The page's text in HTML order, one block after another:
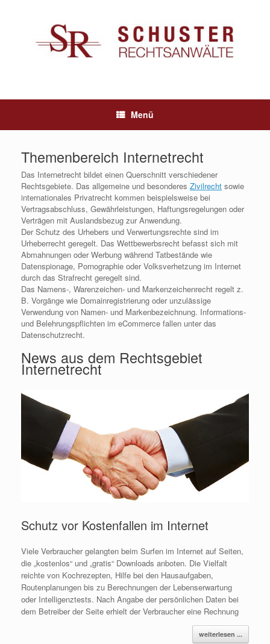
Menü
Themenbereich Internetrecht
Das Internetrecht bildet einen Querschnitt verschiedener
Rechtsgebiete. Das allgemeine und besonderes Zivilrecht sowie
internationales Privatrecht kommen beispielsweise bei
Vertragsabschluss, Gewährleistungen, Haftungsregelungen oder
Verträgen mit Auslandsbezug zur Anwendung.
Der Schutz des Urhebers und Verwertungsrechte sind im
Urheberrecht geregelt. Das Wettbewerbsrecht befasst sich mit
Abmahnungen oder Werbung während Tatbestände wie
Datenspionage, Pornographie oder Volksverhetzung im Internet
durch das Strafrecht geregelt sind.
Das Namens-, Warenzeichen- und Markenzeichenrecht regelt z.
B. Vorgänge wie Domainregistrierung oder unzulässige
Verwendung von Namen- und Markenbezeichnung. Informations-
und Belehrungspflichten im eCommerce fallen unter das
Datenschutzrecht.
News aus dem Rechtsgebiet
Internetrecht
Schutz vor Kostenfallen im Internet
Viele Verbraucher gelangten beim Surfen im Internet auf Seiten,
die „kostenlos“ und „gratis“ Downloads anboten. Die Vielfalt
reichte von Kochrezepten, Hilfe bei den Hausaufgaben,
Routenplanungen bis zu Berechnungen der Lebenserwartung
oder Intelligenztests. Nach Angabe der persönlichen Daten bei
dem Betreiber der Seite erhielt der Verbraucher eine Rechnung
weiterlesen ...